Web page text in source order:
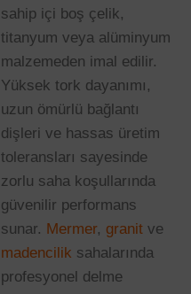
sahip içi boş çelik,
titanyum veya alüminyum
malzemeden imal edilir.
Yüksek tork dayanımı,
uzun ömürlü bağlantı
dişleri ve hassas üretim
toleransları sayesinde
zorlu saha koşullarında
güvenilir performans
sunar. Mermer, granit ve
madencilik sahalarında
profesyonel delme